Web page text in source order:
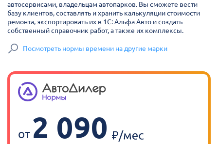
автосервисами, владельцам автопарков. Вы сможете вести
базу клиентов, составлять и хранить калькуляции стоимости
ремонта, экспортировать их в 1С: Альфа Авто и создать
собственный справочник работ, а также их комплексы.
Посмотреть нормы времени на другие марки
от 2 090